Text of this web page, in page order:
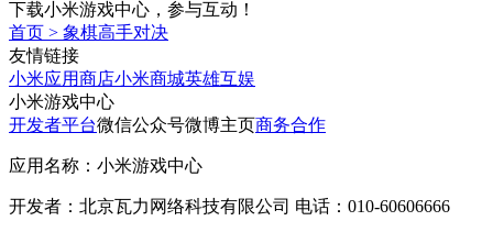
下载小米游戏中心，参与互动！
首页 > 象棋高手对决
友情链接
小米应用商店小米商城英雄互娱
小米游戏中心
开发者平台微信公众号微博主页商务合作
应用名称：小米游戏中心
开发者：北京瓦力网络科技有限公司 电话：010-60606666